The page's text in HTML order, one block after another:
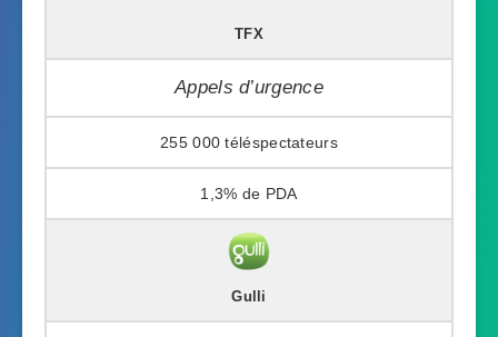
TFX
Appels d’urgence
255 000
1,3%
Gulli